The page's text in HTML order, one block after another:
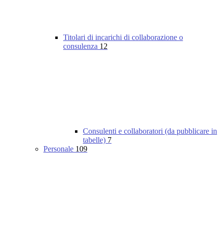
Titolari di incarichi di collaborazione o
consulenza 12
Consulenti e collaboratori (da pubblicare in
tabelle) 7
Personale 109